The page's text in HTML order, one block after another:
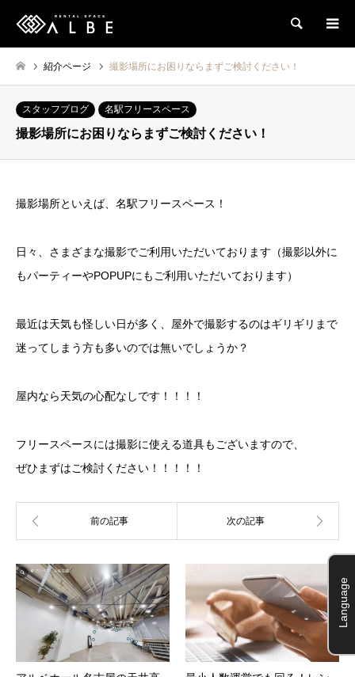
検索
紹介ページ 撮影場所にお困りならまずご検討ください！
スタッフブログ 名駅フリースペース
撮影場所にお困りならまずご検討ください！
撮影場所といえば、名駅フリースペース！
日々、さまざまな撮影でご利用いただいております（撮影以外に
もパーティーやPOPUPにもご利用いただいております）
最近は天気も怪しい日が多く、屋外で撮影するのはギリギリまで
迷ってしまう方も多いのでは無いでしょうか？
屋内なら天気の心配なしです！！！！
フリースペースには撮影に使える道具もございますので、
ぜひまずはご検討ください！！！！！
Language